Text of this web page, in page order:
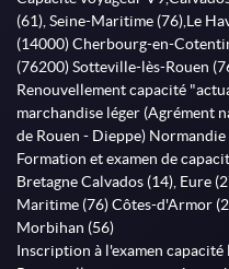
(61), Seine-Maritime (76),Le
(14000) Cherbourg-en-
(76200) Sotteville-lès-Rouen
Renouvellement capacité
marchandise léger (Agrément
de Rouen - Dieppe) Normandie
Formation et examen de
Bretagne Calvados (14), Eure
Maritime (76) Côtes-d'Armor
Morbihan (56)
Inscription à l'examen